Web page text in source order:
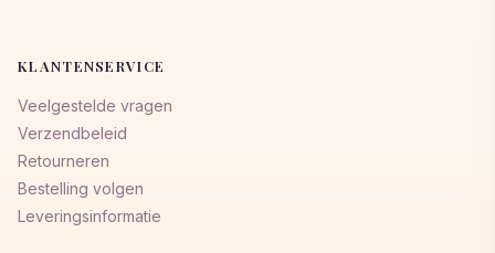
KLANTENSERVICE
Veelgestelde vragen
Verzendbeleid
Retourneren
Bestelling volgen
Leveringsinformatie